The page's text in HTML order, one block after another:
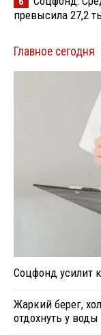
превысила 27,2
Главное сегодня
Соцфонд усилит
Жаркий берег,
отдохнуть у воды